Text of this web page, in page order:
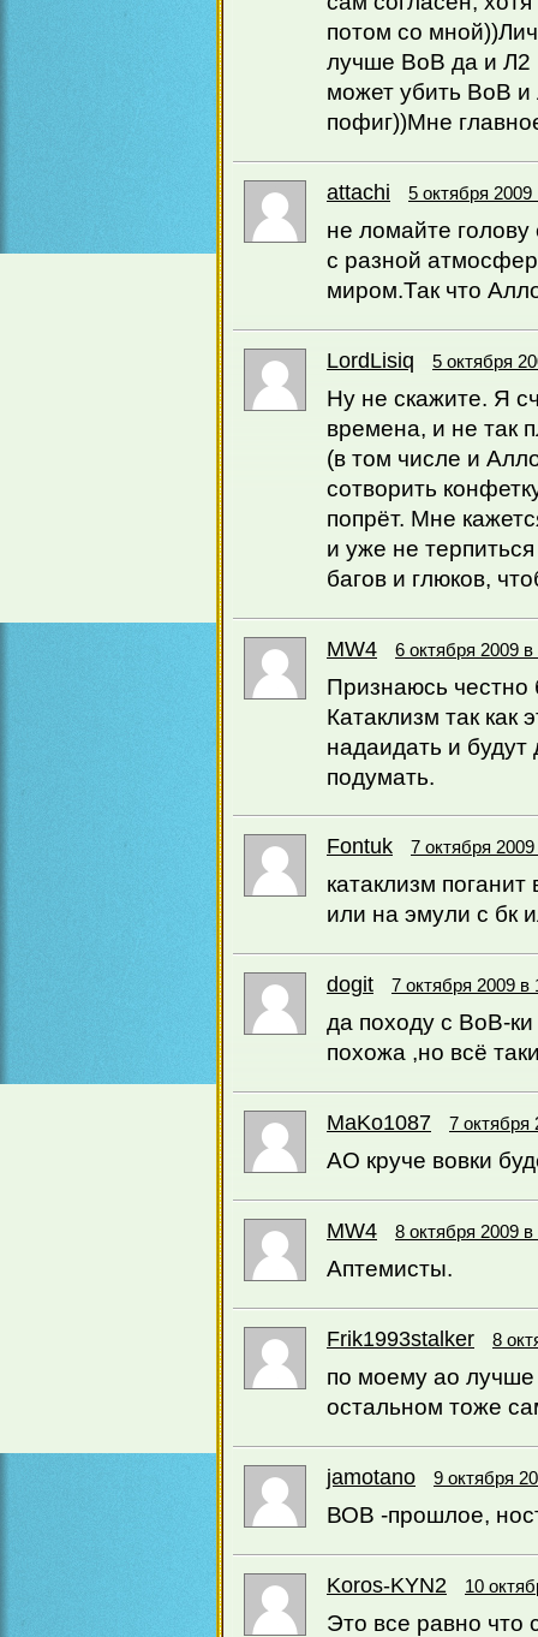
потом со
лучше ВоВ да и Л2
может убить ВоВ и
пофиг))Мне
аttachi 5 октября 2009
не ломайте
с разной
миром.Так что
LordLisiq 5 октября
Ну не скажите. Я
времена, и не так
(в том числе и
сотворить
попрёт. Мне
и уже не
багов и глюков,
MW4 6 октября 2009 в
Признаюсь честно
Катаклизм так
надаидать и
подумать.
Fontuk 7 октября
катаклизм
или на эмули с бк
dogit 7 октября 2009 в
да походу с ВоВ-
похожа ,но всё
MaKo1087 7 октября
АО круче вовки
MW4 8 октября 2009 в
Аптемисты.
Frik1993stalker 8
по моему ао лучше
остальном тоже
jamotano 9 октября
ВОВ -прошлое,
Koros-KYN2 10
Это все равно что